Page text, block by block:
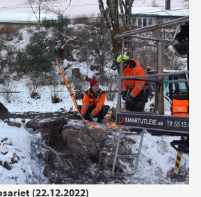
(22.12.2022)